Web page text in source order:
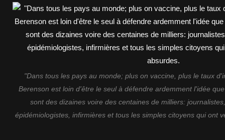
"Dans tous les pays au monde; plus on vaccine, plus le taux
Berenson est loin d'être le seul à défendre ardemment l'idée
sont des dizaines voire des centaines de milliers:
épidémiologistes, infirmières et tous les simples citoyens qui ont